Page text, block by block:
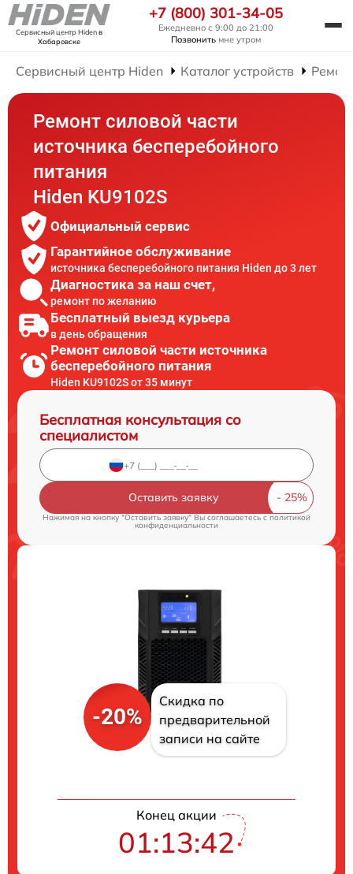
Сервисный центр Hidenв
Хабаровске
+7 (800) 301-34-05
Ежедневно с 9:00 до 21:00
Позвонить мне утром
Сервисный центр Hiden Каталог устройств
Ремонт силовой части
источника бесперебойного
питания
Hiden KU9102S
Официальный сервис
Гарантийное обслуживание
источника бесперебойного питания Hiden до 3 лет
Диагностика за наш счет,
ремонт по желанию
Бесплатный выезд курьера
в день обращения
Ремонт силовой части источника
бесперебойного питания
Hiden KU9102S от 35 минут
Бесплатная консультация со
специалистом
Оставить заявку
Нажимая на кнопку "Оставить заявку" Вы соглашаетесь c политикой
конфиденциальности
-20%
Скидка по
предварительной
записи на сайте
Конец акции
01:13:41